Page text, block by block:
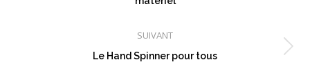
précédent
SUIVANT
Article
Le Hand Spinner pour tous